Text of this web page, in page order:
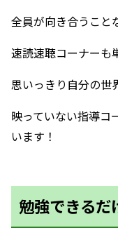
全員が向き合うこと
速読速聴コーナーも
思いっきり自分の世
映っていない指導コ
います！
勉強できるだ